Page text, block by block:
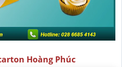
Hoàng Phúc